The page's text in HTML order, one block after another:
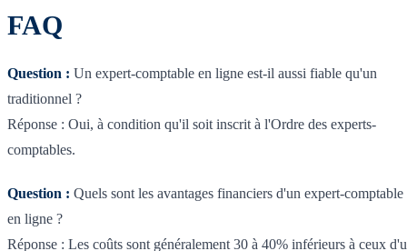
FAQ
Question : Un expert-comptable en ligne est-il aussi fiable qu'un
traditionnel ?
Réponse : Oui, à condition qu'il soit inscrit à l'Ordre des experts-
comptables.
Question : Quels sont les avantages financiers d'un expert-comptable
en ligne ?
Réponse : Les coûts sont généralement 30 à 40% inférieurs à ceux